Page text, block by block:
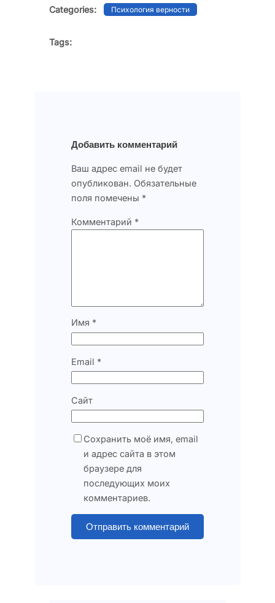
Categories: Психология верности
Tags:
Добавить комментарий
Ваш адрес email не будет
опубликован. Обязательные
поля помечены *
Комментарий *
Имя *
Email *
Сайт
Сохранить моё имя, email
и адрес сайта в этом
браузере для
последующих моих
комментариев.